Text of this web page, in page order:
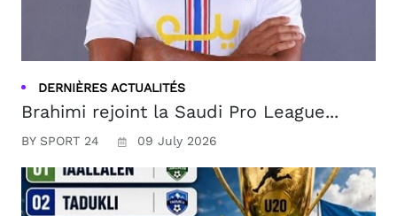
DERNIÈRES ACTUALITÉS
Brahimi rejoint la Saudi Pro League...
BY SPORT 24 09 July 2026